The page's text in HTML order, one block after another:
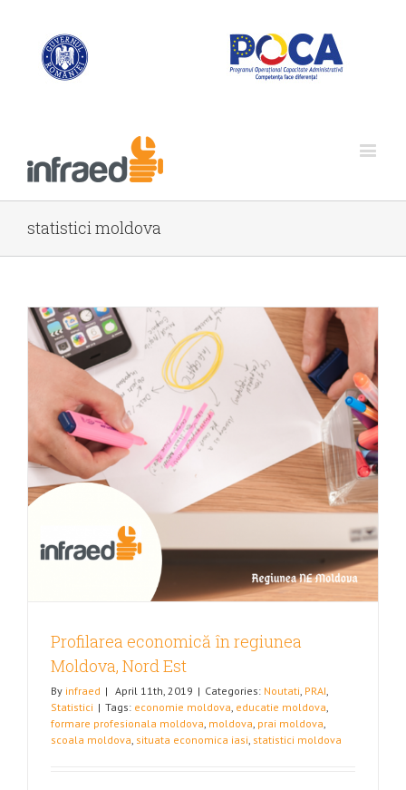
statistici moldova
Profilarea economică în regiunea
Moldova, Nord Est
By infraed | April 11th, 2019 | Categories: Noutati PRAI
Statistici | Tags: economie moldova educatie moldova
formare profesionala moldova moldova prai moldova
scoala moldova situata economica iasi statistici moldova